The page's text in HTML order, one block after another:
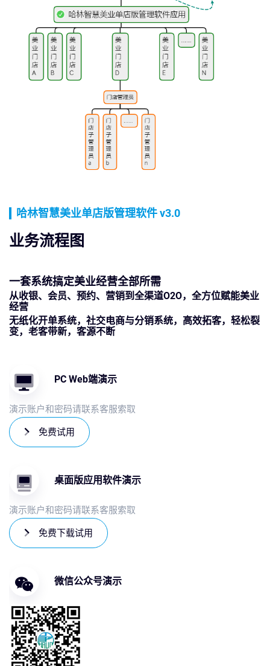
哈林智慧美业单店版管理软件 v3.0
业务流程图
一套系统搞定美业经营全部所需
从收银、会员、预约、营销到全渠道O2O，全方位赋能美业
经营
无纸化开单系统，社交电商与分销系统，高效拓客，轻松裂
变，老客带新，客源不断
PC Web端演示
演示账户和密码请联系客服索取
免费试用
桌面版应用软件演示
演示账户和密码请联系客服索取
免费下载试用
微信公众号演示